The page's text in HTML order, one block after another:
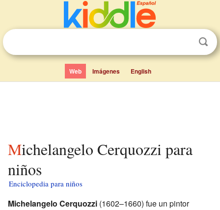
Web Imágenes English
Michelangelo Cerquozzi para
niños
Enciclopedia para niños
Michelangelo Cerquozzi (1602–1660) fue un pintor